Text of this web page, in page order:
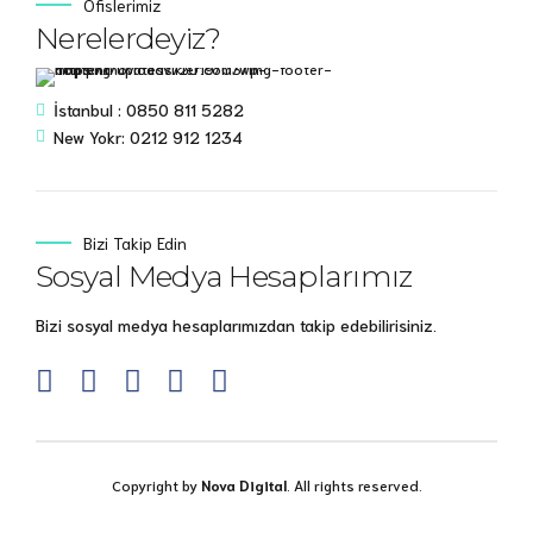
Ofislerimiz
Nerelerdeyiz?
İstanbul : 0850 811 5282
New Yokr: 0212 912 1234
Bizi Takip Edin
Sosyal Medya Hesaplarımız
Bizi sosyal medya hesaplarımızdan takip edebilirisiniz.
Copyright byNova Digital. All rights reserved.